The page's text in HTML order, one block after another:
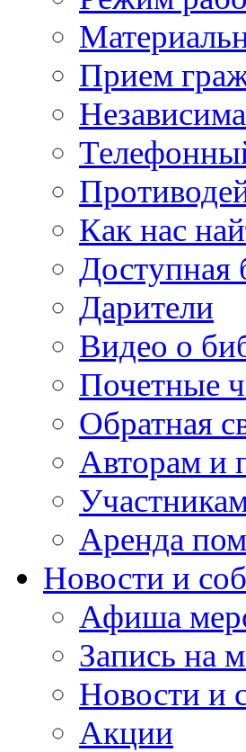
Прием
Как нас
Доступная
Дарители
Видео о
Почетные
Обратная
Авторам и
Аренда
Новости и
Афиша
Запись на
Новости и
Акции